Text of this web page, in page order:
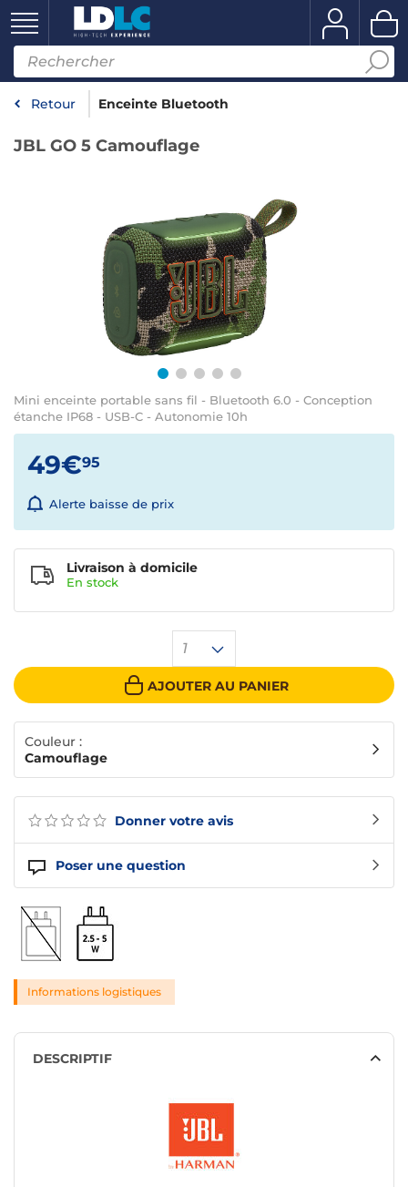
Retour Enceinte Bluetooth
JBL GO 5 Camouflage
Mini enceinte portable sans fil - Bluetooth 6.0 - Conception
étanche IP68 - USB-C - Autonomie 10h
Donner votre avis
Poser une question
49€95
Alerte baisse de prix
1
AJOUTER AU PANIER
Livraison à domicile
En stock
Couleur :
Camouflage
Informations logistiques
DESCRIPTIF